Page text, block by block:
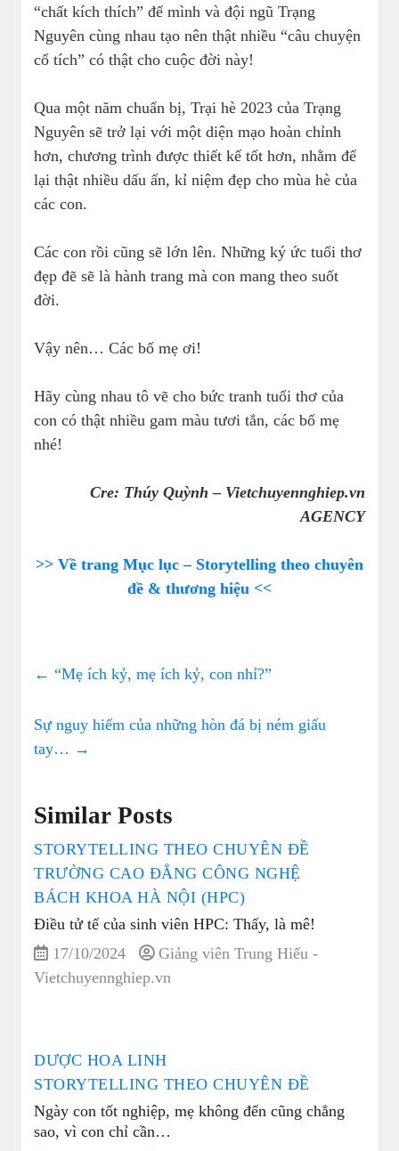
“chất kích thích” để mình và đội ngũ Trạng
Nguyên cùng nhau tạo nên thật nhiều “câu chuyện
cổ tích” có thật cho cuộc đời này!
Qua một năm chuẩn bị, Trại hè 2023 của Trạng
Nguyên sẽ trở lại với một diện mạo hoàn chỉnh
hơn, chương trình được thiết kế tốt hơn, nhằm để
lại thật nhiều dấu ấn, kỉ niệm đẹp cho mùa hè của
các con.
Các con rồi cũng sẽ lớn lên. Những ký ức tuổi thơ
đẹp đẽ sẽ là hành trang mà con mang theo suốt
đời.
Vậy nên… Các bố mẹ ơi!
Hãy cùng nhau tô vẽ cho bức tranh tuổi thơ của
con có thật nhiều gam màu tươi tắn, các bố mẹ
nhé!
Cre: Thúy Quỳnh – Vietchuyennghiep.vn
AGENCY
>> Về trang Mục lục – Storytelling theo chuyên
đề & thương hiệu <<
← “Mẹ ích kỷ, mẹ ích kỷ, con nhỉ?”
Sự nguy hiểm của những hòn đá bị ném giấu
tay… →
Similar Posts
STORYTELLING THEO CHUYÊN ĐỀ
TRƯỜNG CAO ĐẲNG CÔNG NGHỆ
BÁCH KHOA HÀ NỘI (HPC)
Điều tử tế của sinh viên HPC: Thấy, là mê!
17/10/2024
Giảng viên Trung Hiếu -
Vietchuyennghiep.vn
DƯỢC HOA LINH
STORYTELLING THEO CHUYÊN ĐỀ
Ngày con tốt nghiệp, mẹ không đến cũng chẳng
sao, vì con chỉ cần…